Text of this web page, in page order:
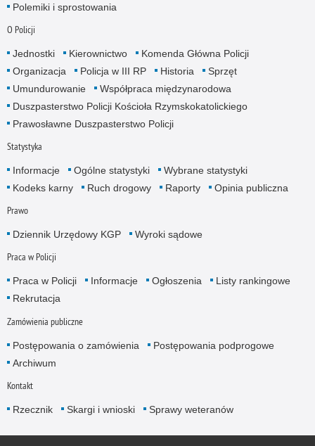
Polemiki i sprostowania
O Policji
Jednostki Kierownictwo
Komenda Główna Policji
Organizacja
Policja w III RP Historia
Sprzęt
Umundurowanie
Współpraca międzynarodowa
Duszpasterstwo Policji Kościoła Rzymskokatolickiego
Prawosławne Duszpasterstwo Policji
Statystyka
Informacje Ogólne statystyki
Wybrane statystyki
Kodeks karny
Ruch drogowy Raporty Opinia publiczna
Prawo
Dziennik Urzędowy KGP Wyroki sądowe
Praca w Policji
Praca w Policji Informacje Ogłoszenia
Listy rankingowe
Rekrutacja
Zamówienia publiczne
Postępowania o zamówienia
Postępowania podprogowe
Archiwum
Kontakt
Rzecznik Skargi i wnioski Sprawy weteranów